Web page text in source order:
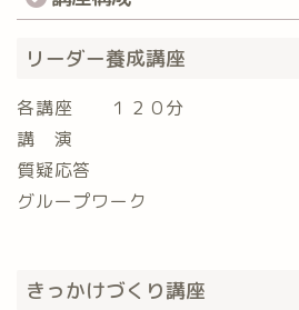
⁡リーダー養成講座
各講座 １２０分⁡
講 演
質疑応答
グループワーク
きっかけづくり講座